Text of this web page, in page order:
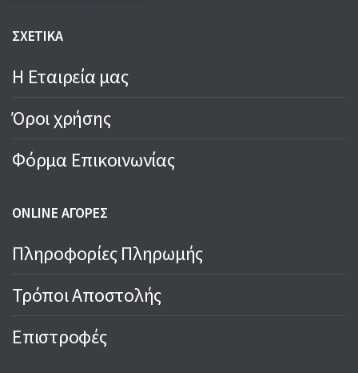
ΣΧΕΤΙΚΑ
Η Εταιρεία μας
Όροι χρήσης
Φόρμα Επικοινωνίας
ONLINE ΑΓΟΡΕΣ
Πληροφορίες Πληρωμής
Τρόποι Αποστολής
Επιστροφές